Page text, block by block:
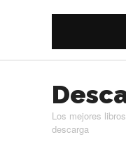
Los mejores
descarga